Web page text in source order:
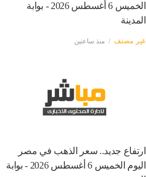
الخميس 6 أغسطس 2026 - بوابة
المدينة
غير مصنف منذ ساعتين
ارتفاع جديد.. سعر الذهب في مصر
اليوم الخميس 6 أغسطس 2026 - بوابة